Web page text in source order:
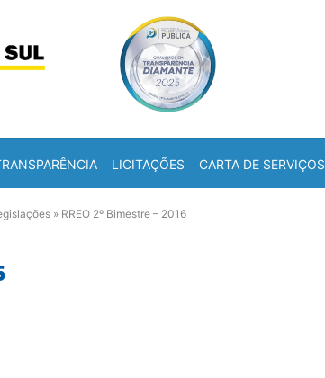
LICITAÇÕES CARTA DE SERVIÇOS
» RREO 2º Bimestre – 2016